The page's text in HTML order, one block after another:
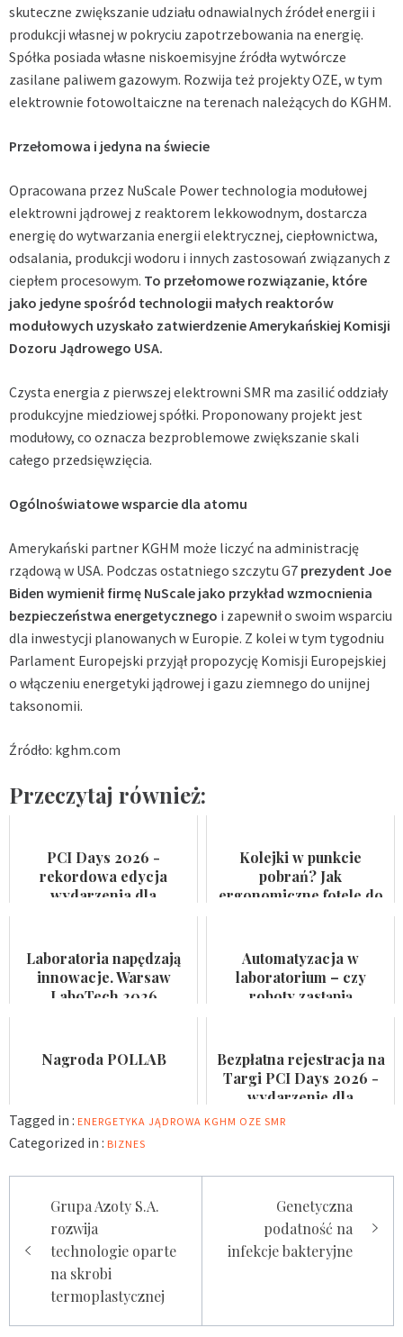
skuteczne zwiększanie udziału odnawialnych źródeł energii i
produkcji własnej w pokryciu zapotrzebowania na energię.
Spółka posiada własne niskoemisyjne źródła wytwórcze
zasilane paliwem gazowym. Rozwija też projekty OZE, w tym
elektrownie fotowoltaiczne na terenach należących do KGHM.
Przełomowa i jedyna na świecie
Opracowana przez NuScale Power technologia modułowej
elektrowni jądrowej z reaktorem lekkowodnym, dostarcza
energię do wytwarzania energii elektrycznej, ciepłownictwa,
odsalania, produkcji wodoru i innych zastosowań związanych z
ciepłem procesowym. To przełomowe rozwiązanie, które
jako jedyne spośród technologii małych reaktorów
modułowych uzyskało zatwierdzenie Amerykańskiej Komisji
Dozoru Jądrowego USA.
Czysta energia z pierwszej elektrowni SMR ma zasilić oddziały
produkcyjne miedziowej spółki. Proponowany projekt jest
modułowy, co oznacza bezproblemowe zwiększanie skali
całego przedsięwzięcia.
Ogólnoświatowe wsparcie dla atomu
Amerykański partner KGHM może liczyć na administrację
rządową w USA. Podczas ostatniego szczytu G7 prezydent Joe
Biden wymienił firmę NuScale jako przykład wzmocnienia
bezpieczeństwa energetycznego i zapewnił o swoim wsparciu
dla inwestycji planowanych w Europie. Z kolei w tym tygodniu
Parlament Europejski przyjął propozycję Komisji Europejskiej
o włączeniu energetyki jądrowej i gazu ziemnego do unijnej
taksonomii.
Źródło: kghm.com
Przeczytaj również:
PCI Days 2026 -
rekordowa edycja
wydarzenia dla
kosmetycznego i
suplemen...
Kolejki w punkcie
pobrań? Jak
ergonomiczne fotele do
pacjentów
Laboratoria napędzają
innowacje. Warsaw
LaboTech 2026
Automatyzacja w
laboratorium – czy
roboty zastąpią
Nagroda POLLAB
Bezpłatna rejestracja na
Targi PCI Days 2026 -
wydarzenie dla
laboratoriów
Tagged in : ENERGETYKA JĄDROWA KGHM OZE SMR
Categorized in : BIZNES
wpisu
Grupa Azoty S.A.
rozwija
technologie oparte
na skrobi
termoplastycznej
Genetyczna
podatność na
infekcje bakteryjne